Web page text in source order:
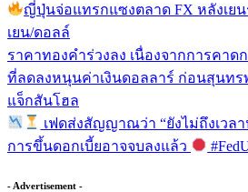
ญี่ปุ่นจ่อแทรกแซงตลาด FX หลังเยน
เยน/ดอลล์
ราคาทองคำร่วงลง เนื่องจากการคาด
ที่ลดลงหนุนค่าเงินดอลลาร์ ก่อนสุนทร
แจ็กสันโฮล
เฟดส่งสัญญาณว่า “ยังไม่ถึงเวล
การขึ้นดอกเบี้ยอาจจบลงแล้ว
- Advertisement -